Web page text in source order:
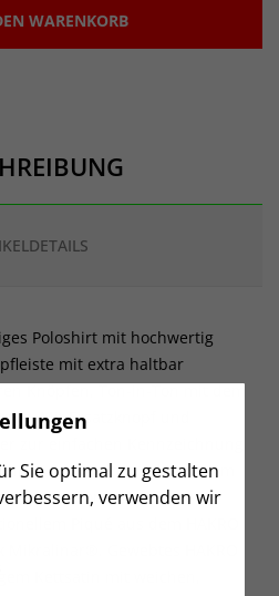
Sie optimal zu gestalten
verwenden wir
WARENKORB
Poloshirt mit hochwertig
mit extra haltbar
Knöpfen, Ton-in-Ton mit dem
Mit Ersatzknopf und
zur einfachen Kennzeichnung
und Aufhängebänder im
besonders
Piqué aus dem HAKRO
Gewebtes HAKRO
Kettsatin mit weichen,